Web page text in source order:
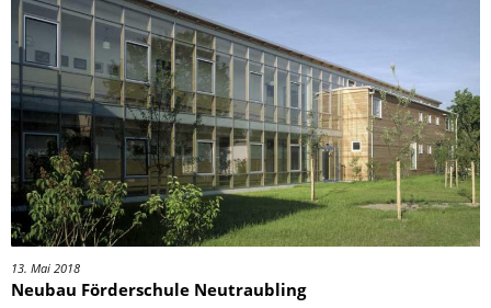
13. Mai 2018
Neubau Förderschule Neutraubling